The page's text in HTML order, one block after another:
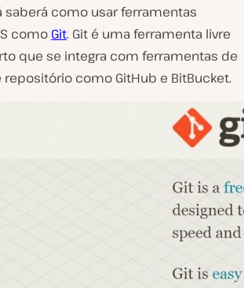
saberá como usar ferramentas
como Git. Git é uma ferramenta livre
que se integra com ferramentas de
como GitHub e BitBucket.